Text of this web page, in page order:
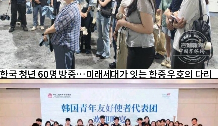
한국 청년 60명 방중…미래세대가 잇는 한중 우호의 다리